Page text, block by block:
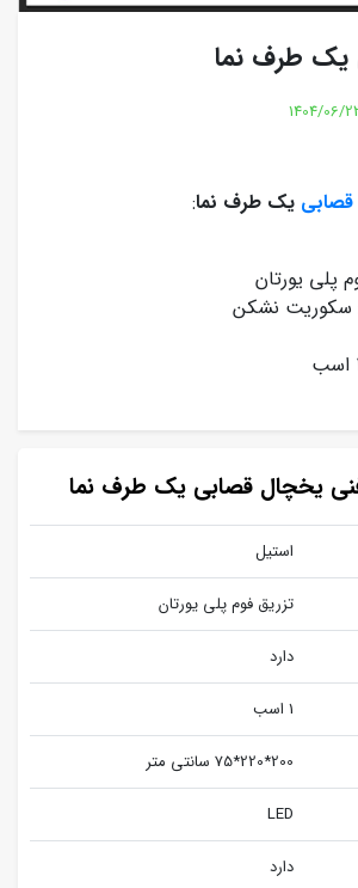
یک طرف نما
1404/06/
یک طرف نما:
پلی یورتان
نشکن
یخچال قصابی یک طرف نما
استیل
تزریق فوم پلی یورتان
دارد
1 اسب
200*220*75 سانتی متر
LED
دارد